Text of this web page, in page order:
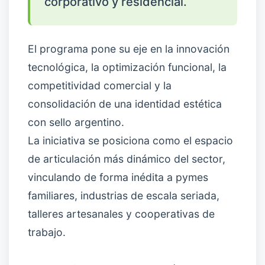
El programa pone su eje en la innovación
tecnológica, la optimización funcional, la
competitividad comercial y la
consolidación de una identidad estética
con sello argentino.
La iniciativa se posiciona como el espacio
de articulación más dinámico del sector,
vinculando de forma inédita a pymes
familiares, industrias de escala seriada,
talleres artesanales y cooperativas de
trabajo.